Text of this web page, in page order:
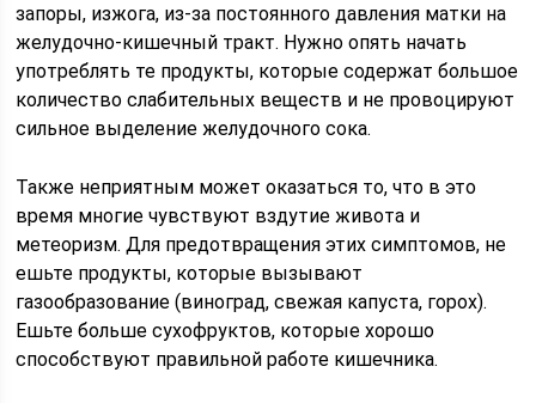
запоры, изжога, из-за постоянного давления матки на
желудочно-кишечный тракт. Нужно опять начать
употреблять те продукты, которые содержат большое
количество слабительных веществ и не провоцируют
сильное выделение желудочного сока.
Также неприятным может оказаться то, что в это
время многие чувствуют вздутие живота и
метеоризм. Для предотвращения этих симптомов, не
ешьте продукты, которые вызывают
газообразование (виноград, свежая капуста, горох).
Ешьте больше сухофруктов, которые хорошо
способствуют правильной работе кишечника.